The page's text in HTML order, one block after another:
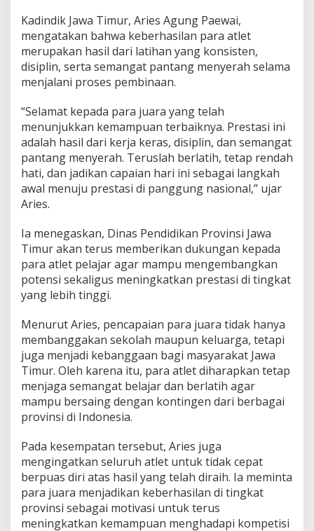
r
i
e
s
A
g
n
g
P
a
e
w
a
P
r
e
s
t
J
a
d
i
a
n
g
a
A
w
a
l
M
Kadindik Jawa Timur, Aries Agung Paewai,
mengatakan bahwa keberhasilan para atlet
merupakan hasil dari latihan yang konsisten,
disiplin, serta semangat pantang menyerah selama
menjalani proses pembinaan.
“Selamat kepada para juara yang telah
menunjukkan kemampuan terbaiknya. Prestasi ini
adalah hasil dari kerja keras, disiplin, dan semangat
pantang menyerah. Teruslah berlatih, tetap rendah
hati, dan jadikan capaian hari ini sebagai langkah
awal menuju prestasi di panggung nasional,” ujar
Aries.
Ia menegaskan, Dinas Pendidikan Provinsi Jawa
Timur akan terus memberikan dukungan kepada
para atlet pelajar agar mampu mengembangkan
potensi sekaligus meningkatkan prestasi di tingkat
yang lebih tinggi.
Menurut Aries, pencapaian para juara tidak hanya
membanggakan sekolah maupun keluarga, tetapi
juga menjadi kebanggaan bagi masyarakat Jawa
Timur. Oleh karena itu, para atlet diharapkan tetap
menjaga semangat belajar dan berlatih agar
mampu bersaing dengan kontingen dari berbagai
provinsi di Indonesia.
Pada kesempatan tersebut, Aries juga
mengingatkan seluruh atlet untuk tidak cepat
berpuas diri atas hasil yang telah diraih. Ia meminta
para juara menjadikan keberhasilan di tingkat
provinsi sebagai motivasi untuk terus
meningkatkan kemampuan menghadapi kompetisi